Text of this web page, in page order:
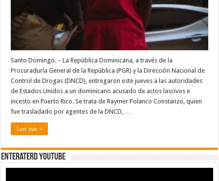
Santo Domingo. – La República Dominicana, a través de la
Procuraduría General de la República (PGR) y la Dirección Nacional de
Control de Drogas (DNCD), entregaron este jueves a las autoridades
de Estados Unidos a un dominicano acusado de actos lascivos e
incesto en Puerto Rico. Se trata de Raymer Polanco Constanzo, quien
fue trasladado por agentes de la DNCD, …
Leer más »
EnterateRD YOUTUBE